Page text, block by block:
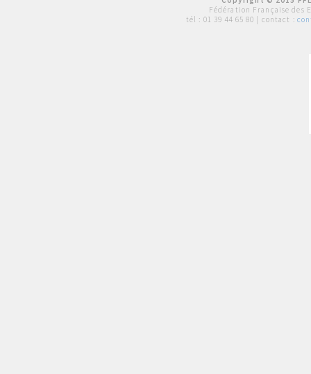
Fédération Française des
tél : 01 39 44 65 80 | contact :